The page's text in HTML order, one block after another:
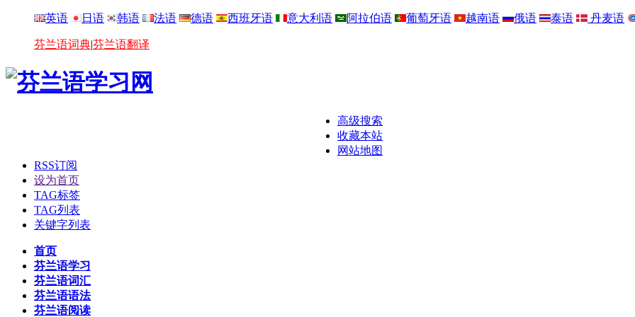
英语 日语 韩语 法语 德语 西班牙语 意大利语 阿拉伯语 葡萄牙语 越南语 俄语 泰语 丹麦语
芬兰语词典|芬兰语翻译
高级搜索
收藏本站
网站地图
RSS订阅
设为首页
TAG标签
TAG列表
关键字列表
首页
芬兰语学习
芬兰语词汇
芬兰语语法
芬兰语阅读